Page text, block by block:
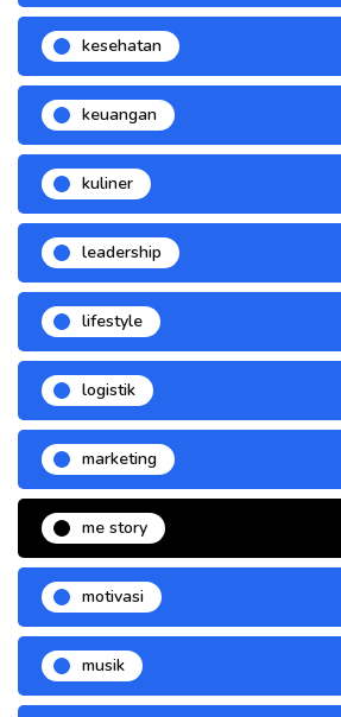
kesehatan
keuangan
kuliner
leadership
lifestyle
logistik
marketing
me story
motivasi
musik